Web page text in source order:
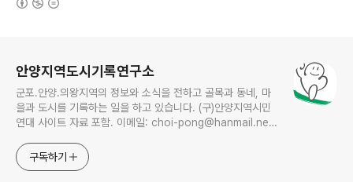
안양지역도시기록연구소
군포.안양.의왕지역의 정보와 소식을 전하고 골목과 동네, 마
을과 도시를 기록하는 일을 하고 있습니다. (구)안양지역시민
연대 사이트 자료 포함. 이메일: choi-pong@hanmail.net
구독하기